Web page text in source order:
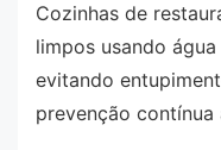
Cozinhas de
limpos usando
evitando
prevenção